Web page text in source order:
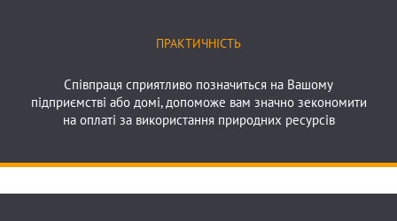
ПРАКТИЧНІСТЬ
Співпраця сприятливо позначиться на Вашому
підприємстві або домі, допоможе вам значно зекономити
на оплаті за використання природних ресурсів
Практичність